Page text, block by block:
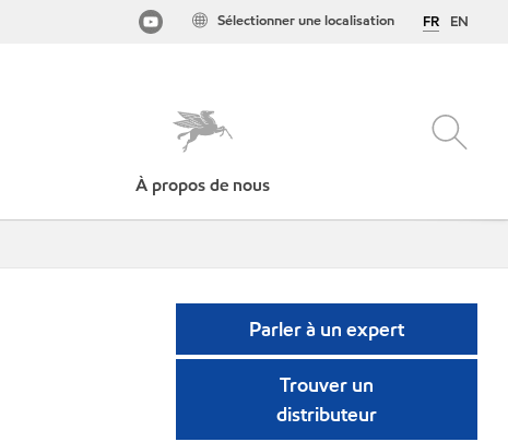
FR EN
Sélectionner une localisation
À propos de nous
Parler à un expert
Trouver un
distributeur